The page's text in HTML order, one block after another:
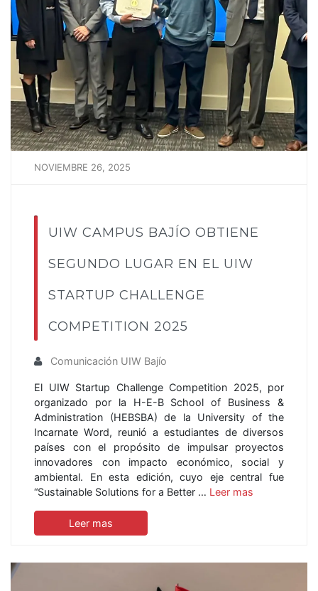
NOVIEMBRE 26, 2025
UIW CAMPUS BAJÍO OBTIENE
SEGUNDO LUGAR EN EL UIW
STARTUP CHALLENGE
COMPETITION 2025
Comunicación UIW Bajío
El UIW Startup Challenge Competition 2025, por
organizado por la H-E-B School of Business &
Administration (HEBSBA) de la University of the
Incarnate Word, reunió a estudiantes de diversos
países con el propósito de impulsar proyectos
innovadores con impacto económico, social y
ambiental. En esta edición, cuyo eje central fue
“Sustainable Solutions for a Better … Leer mas
Leer mas